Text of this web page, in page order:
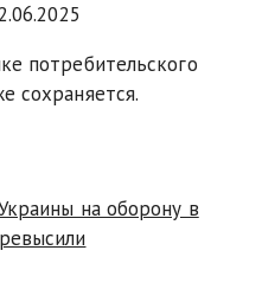
потребительского
сохраняется.
на оборону в